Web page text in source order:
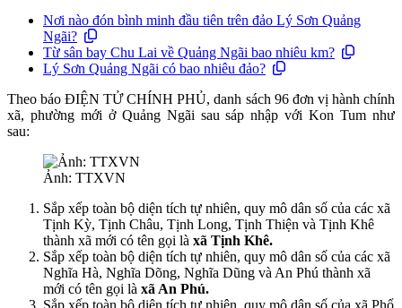
Nơi nào đón bình minh đầu tiên trên đảo Lý Sơn Quảng
Ngãi?
Từ sân bay Chu Lai về Quảng Ngãi bao nhiêu km?
Lý Sơn Quảng Ngãi có bao nhiêu đảo?
Theo báo ĐIỆN TỬ CHÍNH PHỦ, danh sách 96 đơn vị hành chính
xã, phường mới ở Quảng Ngãi sau sáp nhập với Kon Tum như
sau:
Ảnh: TTXVN
Sắp xếp toàn bộ diện tích tự nhiên, quy mô dân số của các xã
Tịnh Kỳ, Tịnh Châu, Tịnh Long, Tịnh Thiện và Tịnh Khê
thành xã mới có tên gọi là xã Tịnh Khê.
Sắp xếp toàn bộ diện tích tự nhiên, quy mô dân số của các xã
Nghĩa Hà, Nghĩa Dõng, Nghĩa Dũng và An Phú thành xã
mới có tên gọi là xã An Phú.
Sắp xếp toàn bộ diện tích tự nhiên, quy mô dân số của xã Phổ